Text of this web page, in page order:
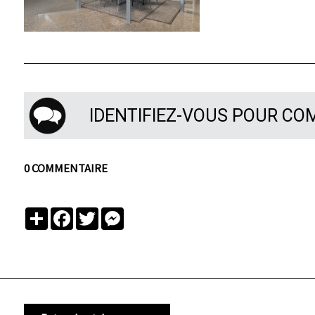
IDENTIFIEZ-VOUS POUR
0 COMMENTAIRE
PartagerFacebook
TwitterMessenger